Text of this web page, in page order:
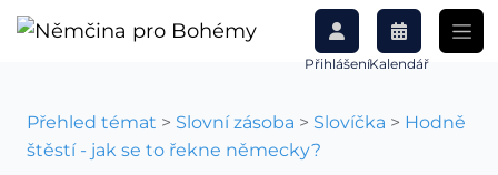
PřihlášeníKalendář
Přehled témat > Slovní zásoba > Slovíčka > Hodně
štěstí - jak se to řekne německy?